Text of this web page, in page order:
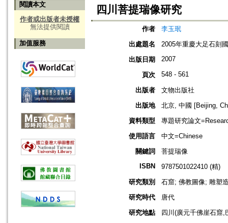
閱讀本文
作者或出版者未授權
無法提供閱讀
加值服務
四川菩提瑞像研究
作者
李玉珉
出處題名
2005年重慶大足石刻
出版日期
2007
頁次 548 - 561
出版者
文物出版社
出版地
北京, 中國 [Beijing,
資料類型
專題研究論文
使用語言
中文=Chinese
關鍵詞
菩提瑞像
ISBN
9787501022410 (精)
研究類別
石窟; 佛教圖像; 雕塑
研究時代
唐代
研究地點
四川(廣元千佛崖石窟,